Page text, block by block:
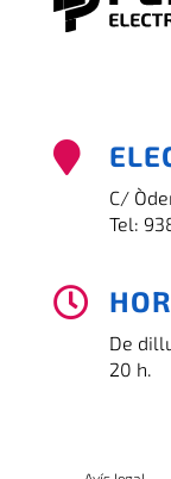

C/
Tel:

De
20 h.